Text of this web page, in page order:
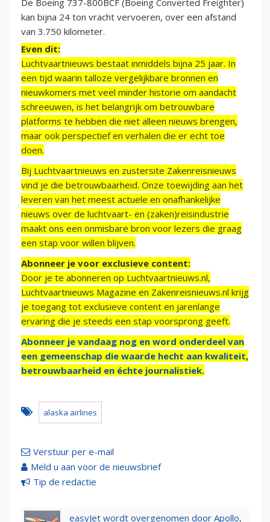
De Boeing 737-800BCF (Boeing Converted Freighter)
kan bijna 24 ton vracht vervoeren, over een afstand
van 3.750 kilometer.
Even dit:
Luchtvaartnieuws bestaat inmiddels bijna 25 jaar. In
een tijd waarin talloze vergelijkbare bronnen en
nieuwkomers met veel minder historie om aandacht
schreeuwen, is het belangrijk om betrouwbare
platforms te hebben die niet alleen nieuws brengen,
maar ook perspectief en verhalen die er echt toe
doen.
Bij Luchtvaartnieuws en zustersite Zakenreisnieuws
vind je die betrouwbaarheid. Onze toewijding aan het
leveren van het meest actuele en onafhankelijke
nieuws over de luchtvaart- en (zaken)reisindustrie
maakt ons een onmisbare bron voor lezers die graag
een stap voor willen blijven.
Abonneer je voor exclusieve content:
Door je te abonneren op Luchtvaartnieuws.nl,
Luchtvaartnieuws Magazine en Zakenreisnieuws.nl krijg
je toegang tot exclusieve content en jarenlange
ervaring die je steeds een stap voorsprong geeft.
Abonneer je vandaag nog en word onderdeel van
een gemeenschap die waarde hecht aan kwaliteit,
betrouwbaarheid en échte journalistiek.
alaska airlines
Verstuur per e-mail
Meld u aan voor de nieuwsbrief
Tip de redactie
easyJet wordt overgenomen door Apollo,